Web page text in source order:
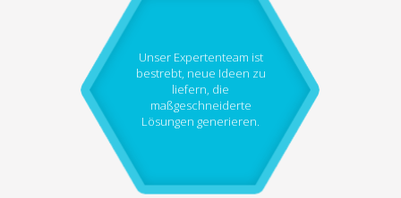
Unser Expertenteam ist
bestrebt, neue Ideen zu
liefern, die
maßgeschneiderte
Lösungen generieren.